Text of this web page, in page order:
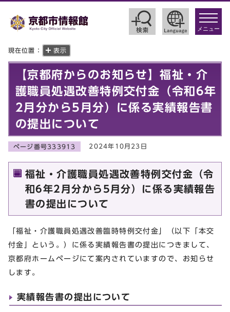
toggle
メニュー
現在位置： 表示
【京都府からのお知らせ】福祉・介
護職員処遇改善特例交付金（令和6年
2月分から5月分）に係る実績報告書
の提出について
ページ番号333913 2024年10月23日
福祉・介護職員処遇改善特例交付金（令
和6年2月分から5月分）に係る実績報告
書の提出について
「福祉・介護職員処遇改善臨時特例交付金」（以下「本交
付金」という。）に係る実績報告書の提出につきまして、
京都府ホームページにて案内されていますので、お知らせ
します。
実績報告書の提出について